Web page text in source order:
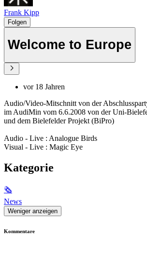
Frank Kipp
Folgen
Welcome to Europe
vor 18 Jahren
Audio/Video-Mitschnitt von der
im AudiMin vom 6.6.2008 von der Uni-
und dem Bielefelder Projekt (BiPro)
Audio - Live : Analogue Birds
Visual - Live : Magic Eye
Kategorie
🗞
News
Weniger anzeigen
Kommentare